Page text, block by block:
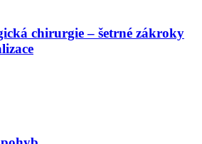
chirurgie – šetrné zákroky